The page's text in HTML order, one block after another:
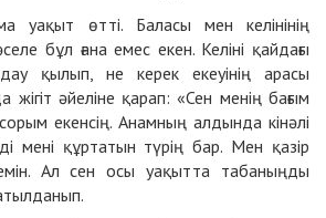
уақыт өтті. Баласы мен келінінің
бұл ғана емес екен. Келіні қайдағы
қылып, не керек екеуінің арасы
әйеліне қарап: «Сен менің бағым
екенсің. Анамның алдында кінәлі
мені құртатын түрің бар. Мен қазір
Ал сен осы уақытта табаныңды